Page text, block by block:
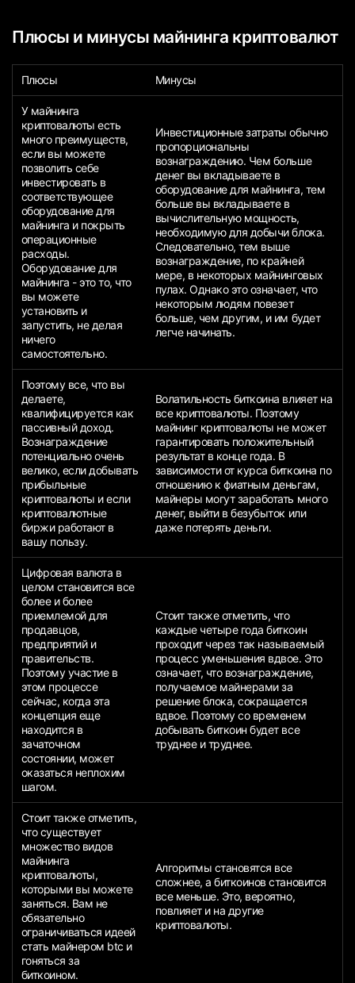
Плюсы и минусы майнинга криптовалют
Плюсы Минусы
У майнинга
криптовалюты есть
много преимуществ,
если вы можете
позволить себе
инвестировать в
соответствующее
оборудование для
майнинга и покрыть
операционные
расходы.
Оборудование для
майнинга - это то, что
вы можете
установить и
запустить, не делая
ничего
самостоятельно.
Инвестиционные затраты обычно
пропорциональны
вознаграждению. Чем больше
денег вы вкладываете в
оборудование для майнинга, тем
больше вы вкладываете в
вычислительную мощность,
необходимую для добычи блока.
Следовательно, тем выше
вознаграждение, по крайней
мере, в некоторых майнинговых
пулах. Однако это означает, что
некоторым людям повезет
больше, чем другим, и им будет
легче начинать.
Поэтому все, что вы
делаете,
квалифицируется как
пассивный доход.
Вознаграждение
потенциально очень
велико, если добывать
прибыльные
криптовалюты и если
криптовалютные
биржи работают в
вашу пользу.
Волатильность биткоина влияет на
все криптовалюты. Поэтому
майнинг криптовалюты не может
гарантировать положительный
результат в конце года. В
зависимости от курса биткоина по
отношению к фиатным деньгам,
майнеры могут заработать много
денег, выйти в безубыток или
даже потерять деньги.
Цифровая валюта в
целом становится все
более и более
приемлемой для
продавцов,
предприятий и
правительств.
Поэтому участие в
этом процессе
сейчас, когда эта
концепция еще
находится в
зачаточном
состоянии, может
оказаться неплохим
шагом.
Стоит также отметить, что
каждые четыре года биткоин
проходит через так называемый
процесс уменьшения вдвое. Это
означает, что вознаграждение,
получаемое майнерами за
решение блока, сокращается
вдвое. Поэтому со временем
добывать биткоин будет все
труднее и труднее.
Стоит также отметить,
что существует
множество видов
майнинга
криптовалюты,
которыми вы можете
заняться. Вам не
обязательно
ограничиваться идеей
стать майнером btc и
гоняться за
биткоином.
Алгоритмы становятся все
сложнее, а биткоинов становится
все меньше. Это, вероятно,
повлияет и на другие
криптовалюты.